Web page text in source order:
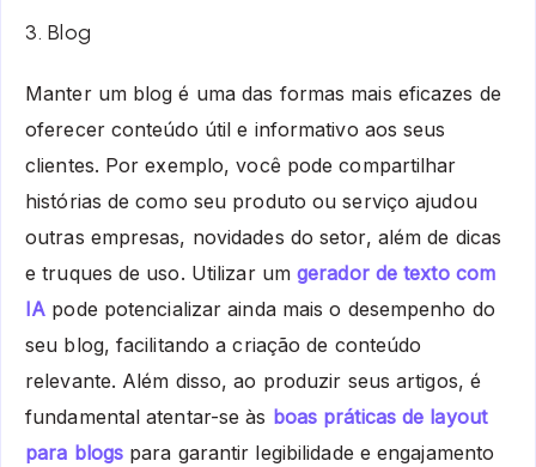
3. Blog
Manter um blog é uma das formas mais eficazes de
oferecer conteúdo útil e informativo aos seus
clientes. Por exemplo, você pode compartilhar
histórias de como seu produto ou serviço ajudou
outras empresas, novidades do setor, além de dicas
e truques de uso. Utilizar umgerador de texto com
IA pode potencializar ainda mais o desempenho do
seu blog, facilitando a criação de conteúdo
relevante. Além disso, ao produzir seus artigos, é
fundamental atentar-se às boas práticas de layout
para blogs para garantir legibilidade e engajamento